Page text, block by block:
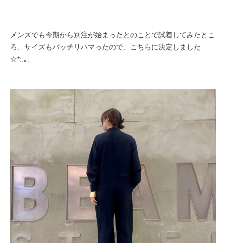
メンズでも今期から別注が始まったとのことで試着してみたとこ
ろ、サイズもバッチリハマったので、こちらに決定しました
☆*:.｡.